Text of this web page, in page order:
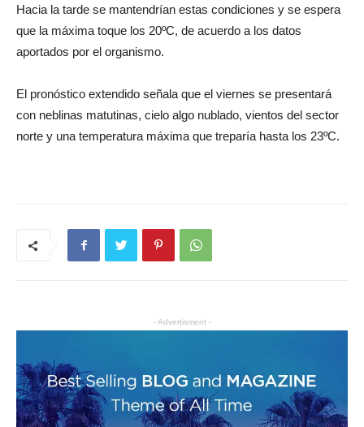
Hacia la tarde se mantendrían estas condiciones y se espera
que la máxima toque los 20ºC, de acuerdo a los datos
aportados por el organismo.
El pronóstico extendido señala que el viernes se presentará
con neblinas matutinas, cielo algo nublado, vientos del sector
norte y una temperatura máxima que treparía hasta los 23ºC.
- Advertisment -